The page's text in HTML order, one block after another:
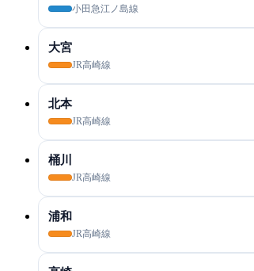
小田急江ノ島線
大宮
JR高崎線
北本
JR高崎線
桶川
JR高崎線
浦和
JR高崎線